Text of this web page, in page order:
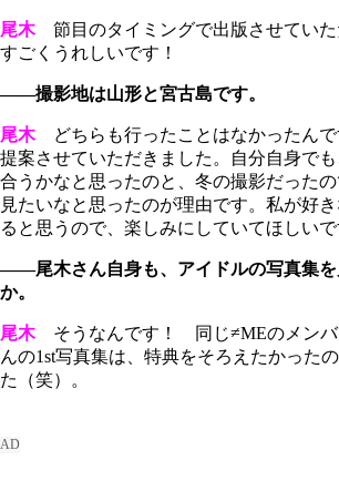
尾木節目のタイミングで出版させていた
すごくうれしいです！
――撮影地は山形と宮古島です。
尾木どちらも行ったことはなかったんで
提案させていただきました。自分自身で
合うかなと思ったのと、冬の撮影だった
見たいなと思ったのが理由です。私が好
ると思うので、楽しみにしていてほしいで
――尾木さん自身も、アイドルの写真集を
か。
尾木そうなんです！ 同じ≠MEのメンバ
んの1st写真集は、特典をそろえたかった
た（笑）。